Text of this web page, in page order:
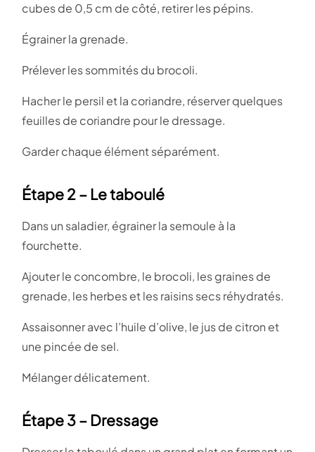
cubes de 0,5 cm de côté, retirer les pépins.
Égrainer la grenade.
Prélever les sommités du brocoli.
Hacher le persil et la coriandre, réserver quelques
feuilles de coriandre pour le dressage.
Garder chaque élément séparément.
Étape 2 – Le taboulé
Dans un saladier, égrainer la semoule à la
fourchette.
Ajouter le concombre, le brocoli, les graines de
grenade, les herbes et les raisins secs réhydratés.
Assaisonner avec l’huile d’olive, le jus de citron et
une pincée de sel.
Mélanger délicatement.
Étape 3 – Dressage